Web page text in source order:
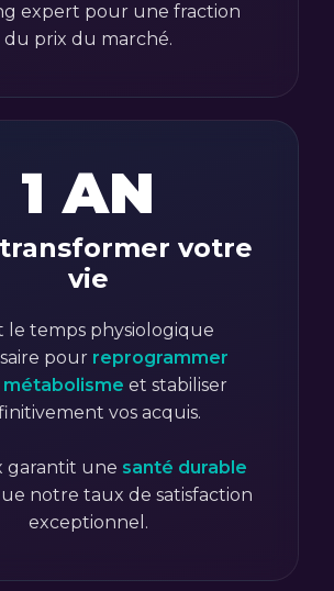
expert pour une fraction
du prix du marché.
1 AN
votre
vie
le temps physiologique
pour reprogrammer
et stabiliser
vos acquis.
garantit une santé durable
notre taux de satisfaction
exceptionnel.